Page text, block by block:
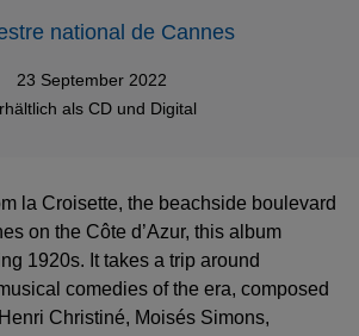
national de Cannes
23 September 2022
als CDund Digital
la Croisette, the beachside boulevard
on the Côte d’Azur, this album
1920s. It takes a trip around
comedies of the era, composed
Christiné, Moisés Simons,